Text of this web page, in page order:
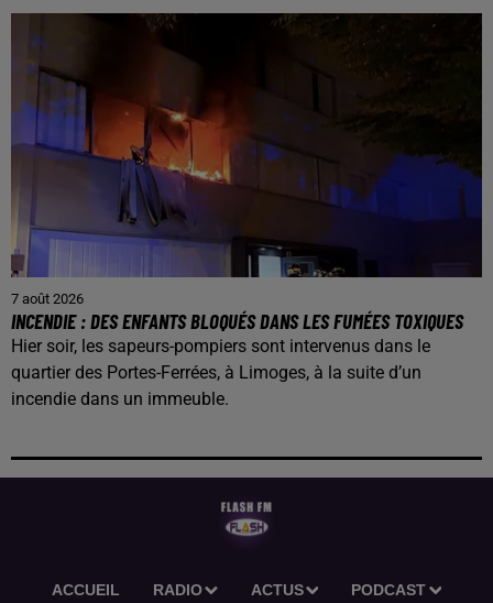
7 août 2026
INCENDIE : DES ENFANTS BLOQUÉS DANS LES FUMÉES TOXIQUES
Hier soir, les sapeurs-pompiers sont intervenus dans le
quartier des Portes-Ferrées, à Limoges, à la suite d’un
incendie dans un immeuble.
ACCUEIL RADIO ACTUS PODCAST